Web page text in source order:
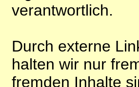
verantwortlich.
Durch externe
halten wir nur
fremden Inhalte